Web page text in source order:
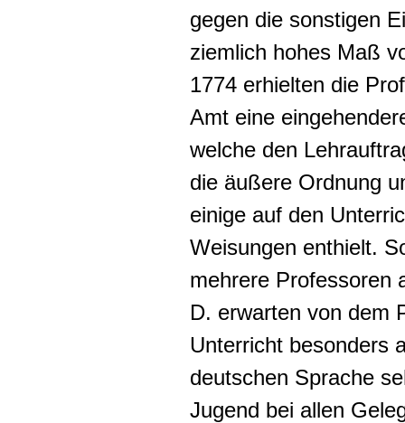
gegen die sonstigen
ziemlich hohes Maß
1774 erhielten die
Amt eine
welche den
die äußere Ordnung
einige auf den
Weisungen enthielt.
mehrere Professoren
D. erwarten von dem
Unterricht besonders
deutschen Sprache
Jugend bei allen